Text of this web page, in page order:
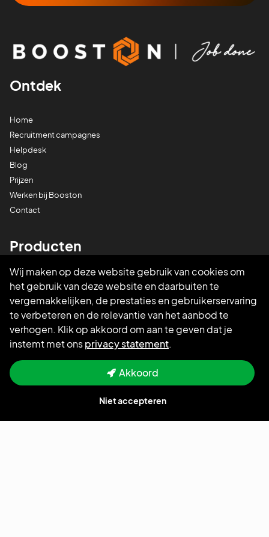
Ontdek
Home
Recruitment campagnes
Helpdesk
Blog
Prijzen
Werken bij Booston
Contact
Producten
Werkenbij- / recruitment website
Meta (Facebook & Instagram) vacature advertenties
Vacaturebank netwerk
ATS koppeling
Booston 'mini' ATS (met AI)
Hulp nodig?
Mail onssupport@booston.io
Wij maken op deze website gebruik van cookies om
het gebruik van deze website en daarbuiten te
vergemakkelijken, de prestaties en gebruikerservaring
te verbeteren en de relevantie van het aanbod te
verhogen. Klik op akkoord om aan te geven dat je
instemt met onsprivacy statement.
Akkoord
Niet accepteren